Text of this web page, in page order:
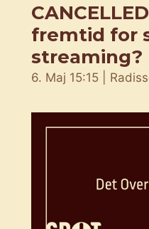
fremtid for
streaming?
6. Maj 15:15 |